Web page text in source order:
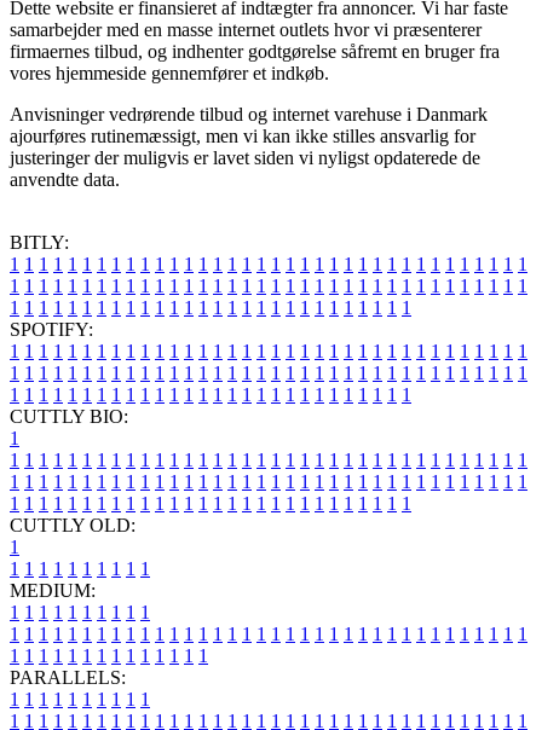
Dette website er finansieret af indtægter fra annoncer. Vi har faste
samarbejder med en masse internet outlets hvor vi præsenterer
firmaernes tilbud, og indhenter godtgørelse såfremt en bruger fra
vores hjemmeside gennemfører et indkøb.
Anvisninger vedrørende tilbud og internet varehuse i Danmark
ajourføres rutinemæssigt, men vi kan ikke stilles ansvarlig for
justeringer der muligvis er lavet siden vi nyligst opdaterede de
anvendte data.
BITLY:
1 1 1 1 1 1 1 1 1 1 1 1 1 1 1 1 1 1 1 1 1 1 1 1 1 1 1 1 1 1 1 1 1 1 1 1
1 1 1 1 1 1 1 1 1 1 1 1 1 1 1 1 1 1 1 1 1 1 1 1 1 1 1 1 1 1 1 1 1 1 1 1
1 1 1 1 1 1 1 1 1 1 1 1 1 1 1 1 1 1 1 1 1 1 1 1 1 1 1 1
SPOTIFY:
1 1 1 1 1 1 1 1 1 1 1 1 1 1 1 1 1 1 1 1 1 1 1 1 1 1 1 1 1 1 1 1 1 1 1 1
1 1 1 1 1 1 1 1 1 1 1 1 1 1 1 1 1 1 1 1 1 1 1 1 1 1 1 1 1 1 1 1 1 1 1 1
1 1 1 1 1 1 1 1 1 1 1 1 1 1 1 1 1 1 1 1 1 1 1 1 1 1 1 1
CUTTLY BIO:
1
1 1 1 1 1 1 1 1 1 1 1 1 1 1 1 1 1 1 1 1 1 1 1 1 1 1 1 1 1 1 1 1 1 1 1 1
1 1 1 1 1 1 1 1 1 1 1 1 1 1 1 1 1 1 1 1 1 1 1 1 1 1 1 1 1 1 1 1 1 1 1 1
1 1 1 1 1 1 1 1 1 1 1 1 1 1 1 1 1 1 1 1 1 1 1 1 1 1 1 1
CUTTLY OLD:
1
1 1 1 1 1 1 1 1 1 1
MEDIUM:
1 1 1 1 1 1 1 1 1 1
1 1 1 1 1 1 1 1 1 1 1 1 1 1 1 1 1 1 1 1 1 1 1 1 1 1 1 1 1 1 1 1 1 1 1 1
1 1 1 1 1 1 1 1 1 1 1 1 1 1
PARALLELS:
1 1 1 1 1 1 1 1 1 1
1 1 1 1 1 1 1 1 1 1 1 1 1 1 1 1 1 1 1 1 1 1 1 1 1 1 1 1 1 1 1 1 1 1 1 1